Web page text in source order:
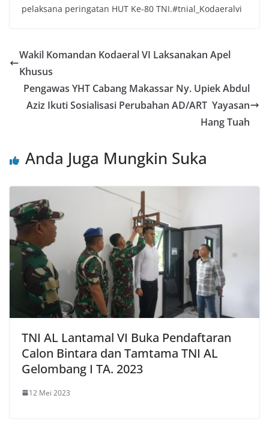
pelaksana peringatan HUT Ke-80 TNI.#tnial_Kodaeralvi
Wakil Komandan Kodaeral VI Laksanakan Apel
Khusus
Pengawas YHT Cabang Makassar Ny. Upiek Abdul
Aziz Ikuti Sosialisasi Perubahan AD/ART Yayasan
Hang Tuah
Anda Juga Mungkin Suka
TNI AL Lantamal VI Buka Pendaftaran
Calon Bintara dan Tamtama TNI AL
Gelombang I TA. 2023
12 Mei 2023